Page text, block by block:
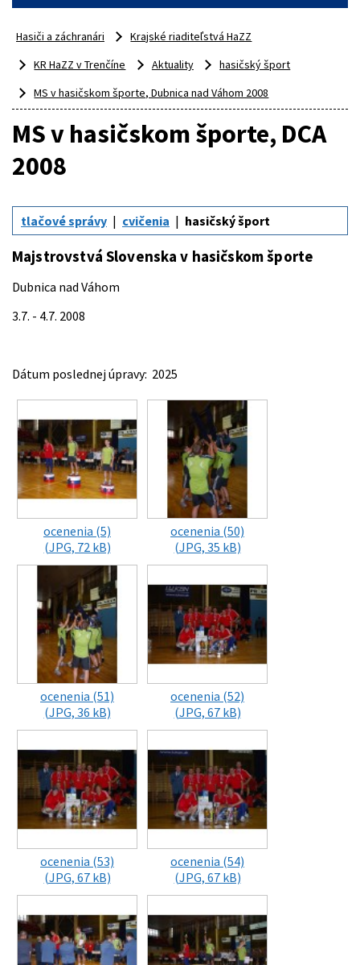
Hasiči a záchranári
Krajské riaditeľstvá HaZZ
KR HaZZ v Trenčíne
Aktuality
hasičský šport
MS v hasičskom športe, Dubnica nad Váhom 2008
MS v hasičskom športe, DCA
2008
tlačové správy cvičenia hasičský šport
Majstrovstvá Slovenska v hasičskom športe
Dubnica nad Váhom
3.7. - 4.7. 2008
Dátum poslednej úpravy: 2025
ocenenia (5)
(JPG, 72 kB)
ocenenia (50)
(JPG, 35 kB)
ocenenia (51)
(JPG, 36 kB)
ocenenia (52)
(JPG, 67 kB)
ocenenia (53)
(JPG, 67 kB)
ocenenia (54)
(JPG, 67 kB)